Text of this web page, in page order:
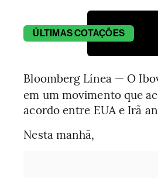
ÚLTIMASCOTAÇÕES
Bloomberg Línea — O
em um movimento que
acordo entre EUA e Irã
Nesta manhã,